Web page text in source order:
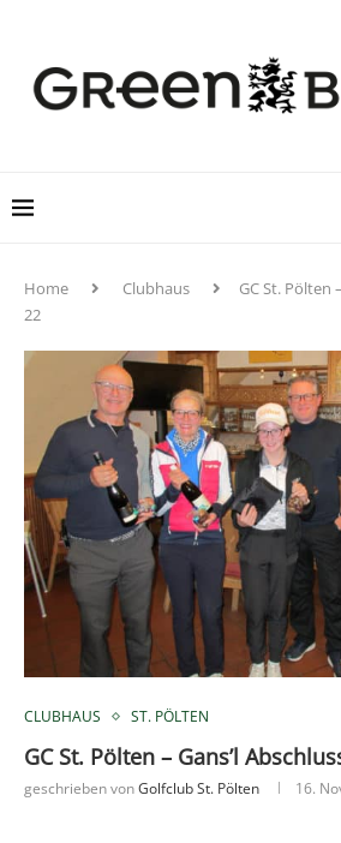
Home Clubhaus
GC St. Pölten
22
CLUBHAUS ST. PÖLTEN
GC St. Pölten – Gans’l
geschrieben vonGolfclub St. Pölten 16.